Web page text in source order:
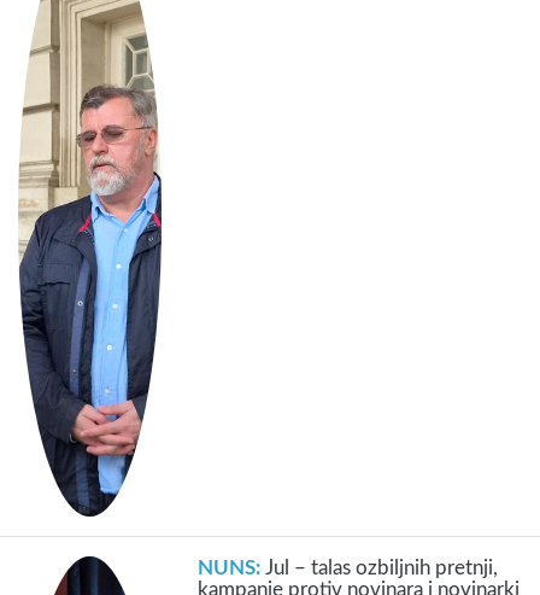
NUNS:Jul – talas ozbiljnih pretnji,
kampanje protiv novinara i novinarki